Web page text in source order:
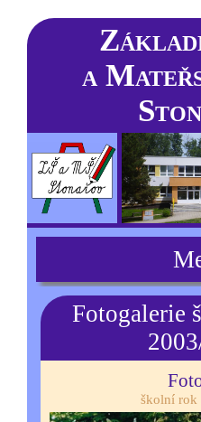
a
Fotogalerie
školní rok